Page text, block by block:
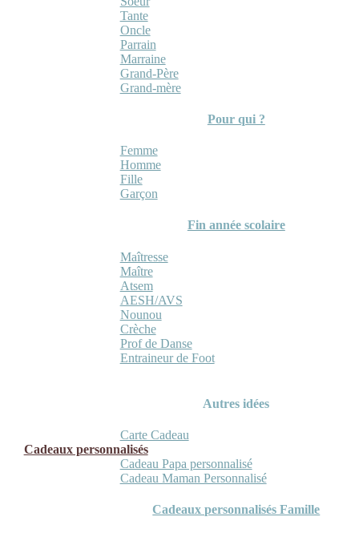
Tante
Oncle
Parrain
Marraine
Grand-Père
Grand-mère
Pour qui ?
Femme
Homme
Fille
Garçon
Fin année scolaire
Maîtresse
Maître
Atsem
AESH/AVS
Nounou
Crèche
Prof de Danse
Entraineur de Foot
Autres idées
Carte Cadeau
Cadeaux personnalisés
Cadeau Papa personnalisé
Cadeau Maman Personnalisé
Cadeaux personnalisés Famille